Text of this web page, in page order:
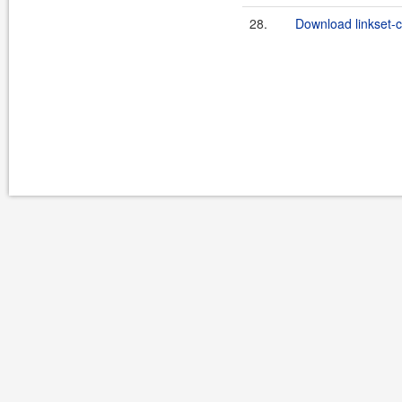
28. Download linkset-